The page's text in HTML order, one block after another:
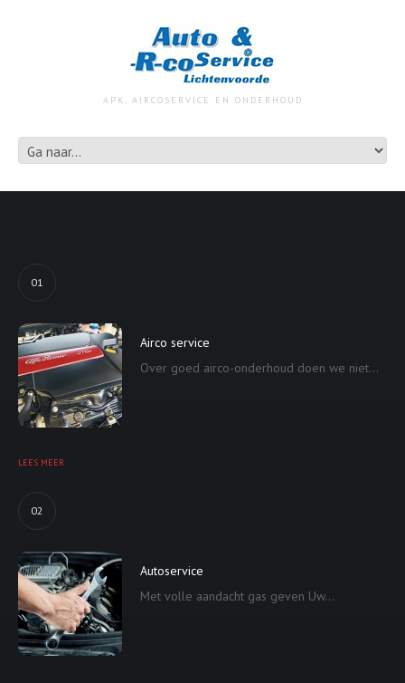
APK, AIRCOSERVICE EN ONDERHOUD
01
Airco service
Over goed airco-onderhoud doen we niet...
LEES MEER
02
Autoservice
Met volle aandacht gas geven Uw...